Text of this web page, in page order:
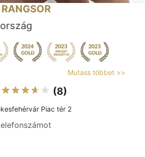
Mutass többet >>
(8)
Piac tér 2